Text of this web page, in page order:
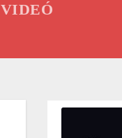
VIDEÓ